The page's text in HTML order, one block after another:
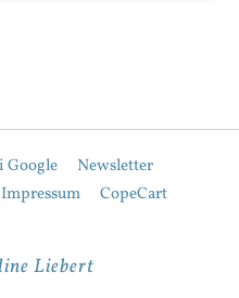
Google
Newsletter
Impressum CopeCart
Liebert